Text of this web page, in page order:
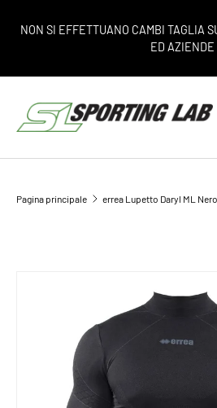
PASSA AI CONTENUTI
NON SI EFFETTUANO CAMBI TAGLIA
ED AZIENDE
Pagina principale errea Lupetto Daryl ML Nero